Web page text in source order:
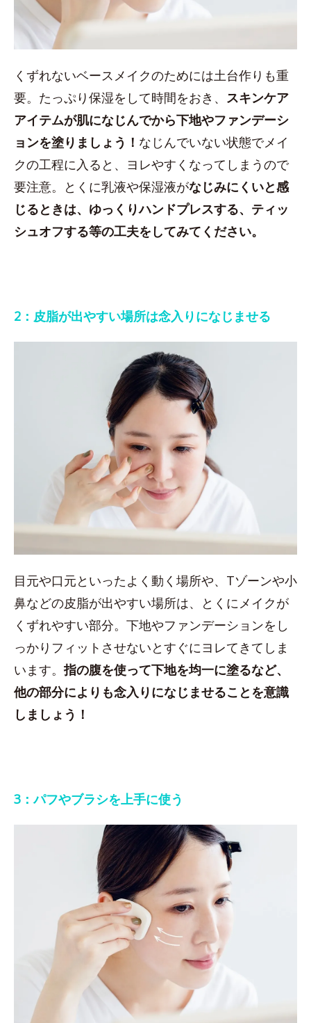
くずれないベースメイクのためには土台作りも重
要。たっぷり保湿をして時間をおき、 スキンケア
アイテムが肌になじんでから下地やファンデーシ
ョンを塗りましょう！ なじんでいない状態でメイ
クの工程に入ると、ヨレやすくなってしまうので
要注意。とくに乳液や保湿液がなじみにくいと感
じるときは、ゆっくりハンドプレスする、ティッ
シュオフする等の工夫をしてみてください。
2：皮脂が出やすい場所は念入りになじませる
目元や口元といったよく動く場所や、Tゾーンや小
鼻などの皮脂が出やすい場所は、とくにメイクが
くずれやすい部分。下地やファンデーションをし
っかりフィットさせないとすぐにヨレてきてしま
います。指の腹を使って下地を均一に塗るなど、
他の部分によりも念入りになじませることを意識
しましょう！
3：パフやブラシを上手に使う